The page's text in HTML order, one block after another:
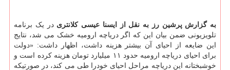
به گزارش پرشین رز به نقل از ایسنا عیسی کلانتریدر یک برنامه
تلویزیونی ضمن بیان این که اگر دریاچه ارومیه خشک می شد، نتایج
این ضایعه از احیای آن بیشتر هزینه داشت، اظهار داشت: «دولت
برای احیای دریاچه ارومیه حدود ۱۱ میلیارد تومان هزینه کرده است و
خوشبختانه این دریاچه مراحل احیای خودرا طی می کند، در صورتیکه